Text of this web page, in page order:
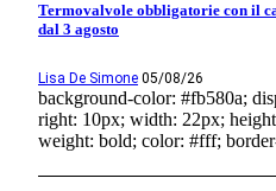
Termovalvole obbligatorie con il
dal 3 agosto
Lisa De Simone 05/08/26
background-color: #fb580a;
right: 10px; width: 22px;
weight: bold; color: #fff;